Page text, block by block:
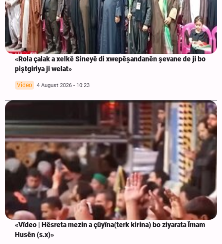
«Rola çalak a xelkê Sineyê di xwepêşandanên şevane de ji bo
piştgiriya ji welat»
Vîdeo 4 August 2026 - 10:23
«Vîdeo | Hêsreta mezin a çûyîna(terk kirina) bo ziyarata Îmam
Husên (s.x)»